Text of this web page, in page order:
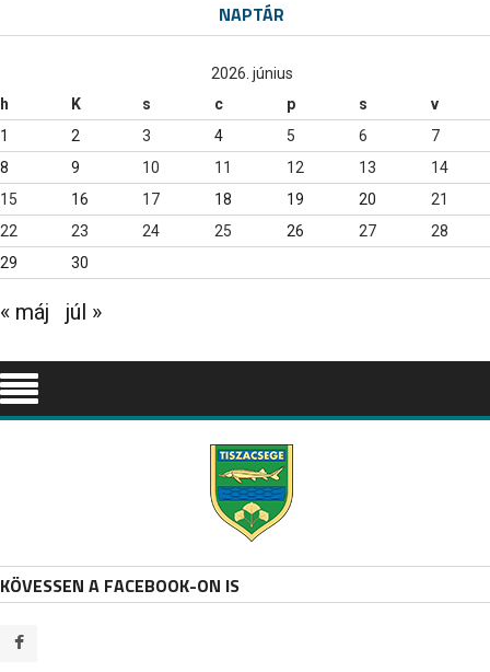
NAPTÁR
2026. június
h
K s c p s
v
1
2 3 4 5 6
7
8
9 10 11 12 13
14
15
16 17 18 19 20
21
22
23 24 25 26 27
28
29
30
« máj júl »
KÖVESSEN A FACEBOOK-ON IS